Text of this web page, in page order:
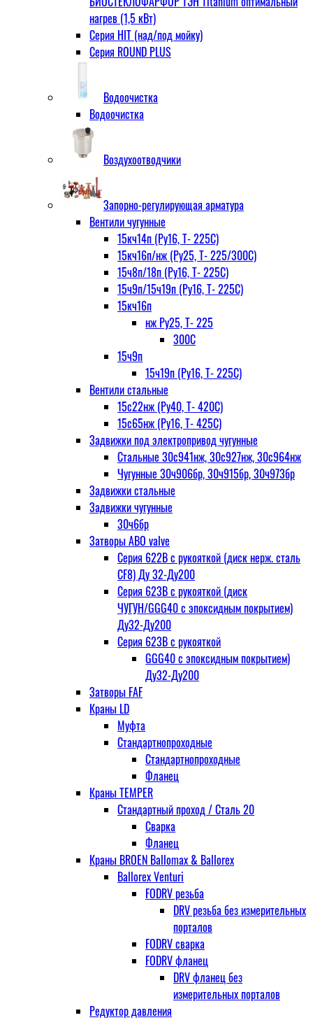
нагрев (1,5 кВт)
Серия HIT (над/под мойку)
Серия ROUND PLUS
Водоочистка
Водоочистка
Воздухоотводчики
Запорно-регулирующая арматура
Вентили чугунные
15кч14п (Ру16, Т- 225С)
15кч16п/нж (Ру25, Т- 225/300С)
15ч8п/18п (Ру16, Т- 225С)
15ч9п/15ч19п (Ру16, Т- 225С)
15кч16п
нж Ру25, Т- 225
300С
15ч9п
15ч19п (Ру16, Т- 225С)
Вентили стальные
15с22нж (Ру40, Т- 420С)
15с65нж (Ру16, Т- 425С)
Задвижки под электропривод чугунные
Стальные 30с941нж, 30с927нж, 30с964нж
Чугунные 30ч906бр, 30ч915бр, 30ч973бр
Задвижки стальные
Задвижки чугунные
30ч6бр
Затворы ABO valve
Серия 622В с рукояткой (диск нерж. сталь
CF8) Ду 32-Ду200
Серия 623В с рукояткой (диск
ЧУГУН/GGG40 с эпоксидным покрытием)
Ду32-Ду200
Серия 623В с рукояткой
GGG40 с эпоксидным покрытием)
Ду32-Ду200
Затворы FAF
Краны LD
Муфта
Стандартнопроходные
Стандартнопроходные
Фланец
Краны TEMPER
Стандартный проход / Cталь 20
Сварка
Фланец
Краны BROEN Ballomax & Ballorex
Ballorex Venturi
FODRV резьба
DRV резьба без измерительных
порталов
FODRV сварка
FODRV фланец
DRV фланец без
измерительных порталов
Редуктор давления